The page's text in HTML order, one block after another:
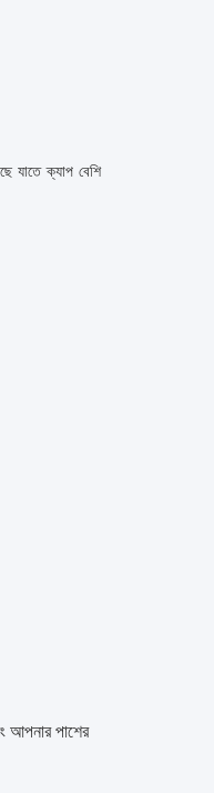
যাতে ক্যাপ বেশি
আপনার পাশের